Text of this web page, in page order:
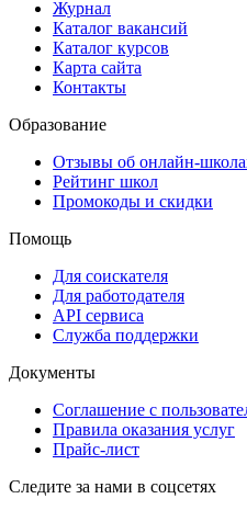
Журнал
Каталог вакансий
Каталог курсов
Карта сайта
Контакты
Образование
Отзывы об онлайн-
Рейтинг школ
Промокоды и скидки
Помощь
Для соискателя
Для работодателя
API сервиса
Служба поддержки
Документы
Соглашение с
Правила оказания услуг
Прайс-лист
Следите за нами в соцсетях